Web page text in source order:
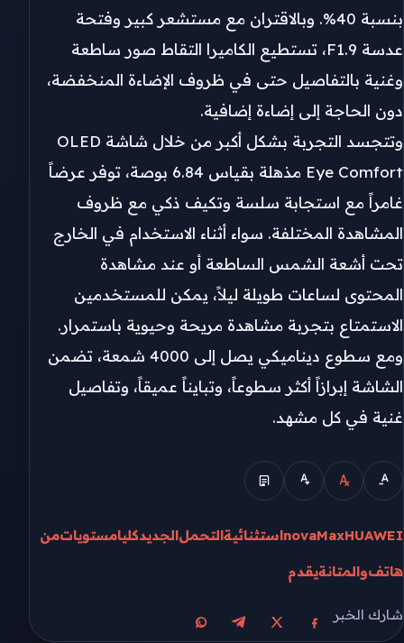
بنسبة 40%. وبالاقتران مع مستشعر كبير وفتحة
عدسة F1.9، تستطيع الكاميرا التقاط صور ساطعة
وغنية بالتفاصيل حتى في ظروف الإضاءة المنخفضة،
دون الحاجة إلى إضاءة إضافية.
وتتجسد التجربة بشكل أكبر من خلال شاشة OLED
Eye Comfort مذهلة بقياس 6.84 بوصة، توفر عرضاً
غامراً مع استجابة سلسة وتكيف ذكي مع ظروف
المشاهدة المختلفة. سواء أثناء الاستخدام في الخارج
تحت أشعة الشمس الساطعة أو عند مشاهدة
المحتوى لساعات طويلة ليلاً، يمكن للمستخدمين
الاستمتاع بتجربة مشاهدة مريحة وحيوية باستمرار.
ومع سطوع ديناميكي يصل إلى 4000 شمعة، تضمن
الشاشة إبرازاً أكثر سطوعاً، وتبايناً عميقاً، وتفاصيل
غنية في كل مشهد.
HUAWEI
Max
novaاستثنائيةالتحملالجديدكليامستوياتمن
هاتفوالمتانةيقدم
شارك الخبر
مشاركة على فيسبوك
مشاركة على Xمشاركة على تيليجرام
مشاركة على واتساب